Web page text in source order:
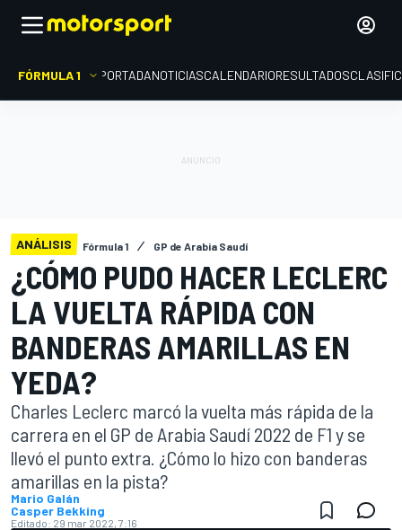
FÓRMULA 1 PORTADANOTICIASCALENDARIORESULTADOS
ANÁLISIS Fórmula 1 GP de Arabia Saudí
¿CÓMO PUDO HACER LECLERC
LA VUELTA RÁPIDA CON
BANDERAS AMARILLAS EN
YEDA?
Charles Leclerc marcó la vuelta más rápida de la
carrera en el GP de Arabia Saudí 2022 de F1 y se
llevó el punto extra. ¿Cómo lo hizo con banderas
amarillas en la pista?
Mario Galán
Casper Bekking
Editado: 29 mar 2022, 7:16